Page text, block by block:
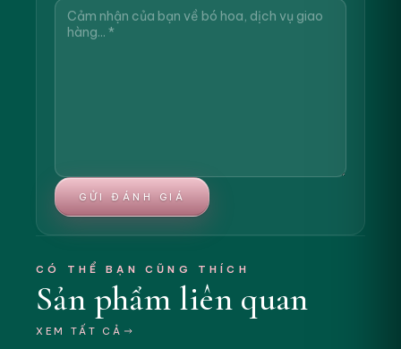
GỬI ĐÁNH GIÁ
CÓ THỂ BẠN CŨNG THÍCH
Sản phẩm liên quan
XEM TẤT CẢ